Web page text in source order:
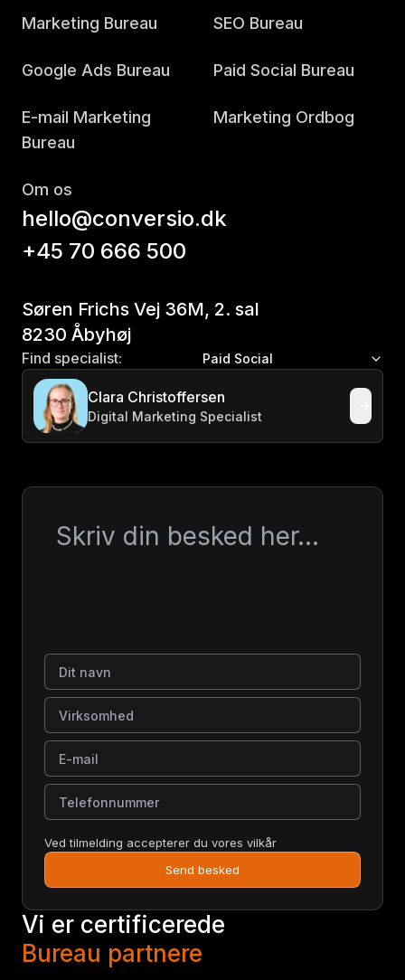
Marketing Bureau SEO Bureau
Google Ads Bureau Paid Social Bureau
E-mail Marketing
Bureau
Marketing Ordbog
Om os
hello@conversio.dk
+45 70 666 500
Søren Frichs Vej 36M, 2. sal
8230 Åbyhøj
Find specialist: Paid Social
Clara Christoffersen
Digital Marketing Specialist
Dit navn
Virksomhed
E-mail
Telefonnummer
Ved tilmelding accepterer du vores vilkår
Send besked
Vi er certificerede
Bureau partnere